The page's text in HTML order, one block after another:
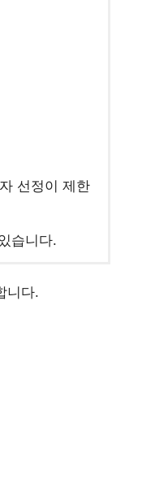
선정이 제한
습니다.
니다.